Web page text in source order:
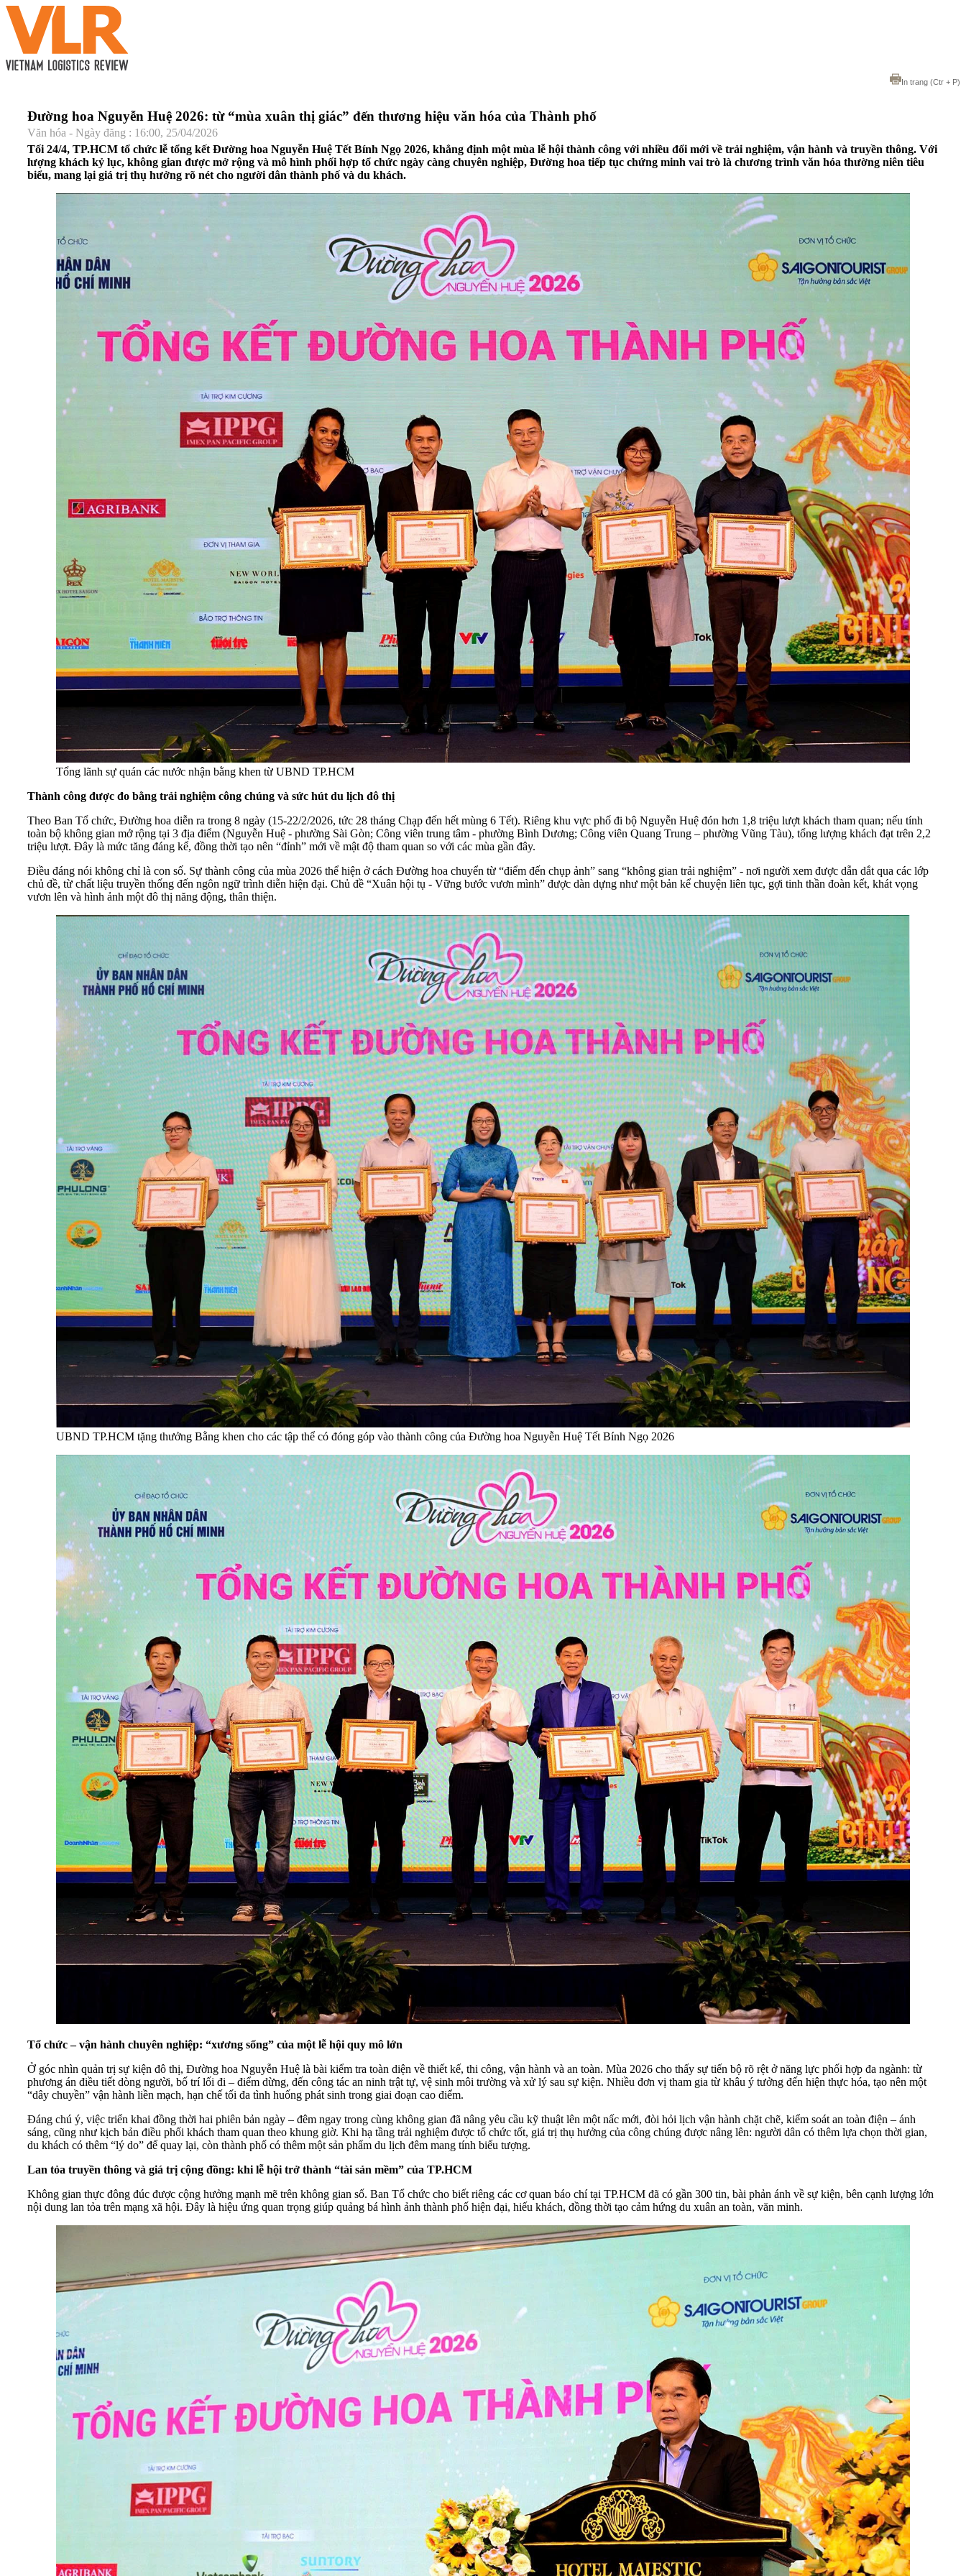
In trang (Ctr + P)
Đường hoa Nguyễn Huệ 2026: từ “mùa xuân thị giác” đến thương hiệu văn hóa của Thành phố
Văn hóa - Ngày đăng : 16:00, 25/04/2026
Tối 24/4, TP.HCM tổ chức lễ tổng kết Đường hoa Nguyễn Huệ Tết Bính Ngọ 2026, khẳng định một mùa lễ hội thành công với nhiều đổi mới về trải nghiệm, vận hành và truyền thông. Với
lượng khách kỷ lục, không gian được mở rộng và mô hình phối hợp tổ chức ngày càng chuyên nghiệp, Đường hoa tiếp tục chứng minh vai trò là chương trình văn hóa thường niên tiêu
biểu, mang lại giá trị thụ hưởng rõ nét cho người dân thành phố và du khách.
Tổng lãnh sự quán các nước nhận bằng khen từ UBND TP.HCM
Thành công được đo bằng trải nghiệm công chúng và sức hút du lịch đô thị
Theo Ban Tổ chức, Đường hoa diễn ra trong 8 ngày (15-22/2/2026, tức 28 tháng Chạp đến hết mùng 6 Tết). Riêng khu vực phố đi bộ Nguyễn Huệ đón hơn 1,8 triệu lượt khách tham quan; nếu tính
toàn bộ không gian mở rộng tại 3 địa điểm (Nguyễn Huệ - phường Sài Gòn; Công viên trung tâm - phường Bình Dương; Công viên Quang Trung – phường Vũng Tàu), tổng lượng khách đạt trên 2,2
triệu lượt. Đây là mức tăng đáng kể, đồng thời tạo nên “đỉnh” mới về mật độ tham quan so với các mùa gần đây.
Điều đáng nói không chỉ là con số. Sự thành công của mùa 2026 thể hiện ở cách Đường hoa chuyển từ “điểm đến chụp ảnh” sang “không gian trải nghiệm” - nơi người xem được dẫn dắt qua các lớp
chủ đề, từ chất liệu truyền thống đến ngôn ngữ trình diễn hiện đại. Chủ đề “Xuân hội tụ - Vững bước vươn mình” được dàn dựng như một bản kể chuyện liên tục, gợi tinh thần đoàn kết, khát vọng
vươn lên và hình ảnh một đô thị năng động, thân thiện.
UBND TP.HCM tặng thưởng Bằng khen cho các tập thể có đóng góp vào thành công của Đường hoa Nguyễn Huệ Tết Bính Ngọ 2026
Tổ chức – vận hành chuyên nghiệp: “xương sống” của một lễ hội quy mô lớn
Ở góc nhìn quản trị sự kiện đô thị, Đường hoa Nguyễn Huệ là bài kiểm tra toàn diện về thiết kế, thi công, vận hành và an toàn. Mùa 2026 cho thấy sự tiến bộ rõ rệt ở năng lực phối hợp đa ngành: từ
phương án điều tiết dòng người, bố trí lối đi – điểm dừng, đến công tác an ninh trật tự, vệ sinh môi trường và xử lý sau sự kiện. Nhiều đơn vị tham gia từ khâu ý tưởng đến hiện thực hóa, tạo nên một
“dây chuyền” vận hành liền mạch, hạn chế tối đa tình huống phát sinh trong giai đoạn cao điểm.
Đáng chú ý, việc triển khai đồng thời hai phiên bản ngày – đêm ngay trong cùng không gian đã nâng yêu cầu kỹ thuật lên một nấc mới, đòi hỏi lịch vận hành chặt chẽ, kiểm soát an toàn điện – ánh
sáng, cũng như kịch bản điều phối khách tham quan theo khung giờ. Khi hạ tầng trải nghiệm được tổ chức tốt, giá trị thụ hưởng của công chúng được nâng lên: người dân có thêm lựa chọn thời gian,
du khách có thêm “lý do” để quay lại, còn thành phố có thêm một sản phẩm du lịch đêm mang tính biểu tượng.
Lan tỏa truyền thông và giá trị cộng đồng: khi lễ hội trở thành “tài sản mềm” của TP.HCM
Không gian thực đông đúc được cộng hưởng mạnh mẽ trên không gian số. Ban Tổ chức cho biết riêng các cơ quan báo chí tại TP.HCM đã có gần 300 tin, bài phản ánh về sự kiện, bên cạnh lượng lớn
nội dung lan tỏa trên mạng xã hội. Đây là hiệu ứng quan trọng giúp quảng bá hình ảnh thành phố hiện đại, hiếu khách, đồng thời tạo cảm hứng du xuân an toàn, văn minh.